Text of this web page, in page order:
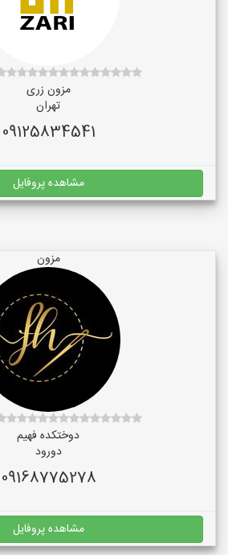
مزون زری
تهران
09125834541
مشاهده پروفایل
مزون
دوختکده فهیم
دورود
09168775278
مشاهده پروفایل